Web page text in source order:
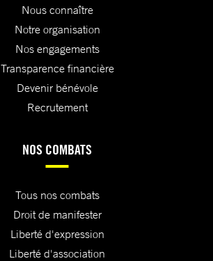
Nous connaître
Notre organisation
Nos engagements
Transparence financière
Devenir bénévole
Recrutement
NOS COMBATS
Tous nos combats
Droit de manifester
Liberté d'expression
Liberté d'association